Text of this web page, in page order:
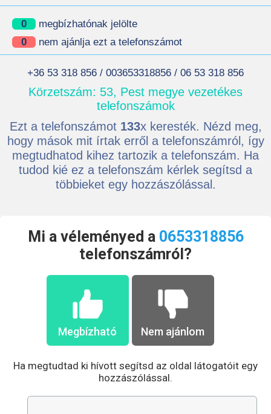
0
megbízhatónak jelölte
0
nem ajánlja ezt a telefonszámot
+36 53 318 856 / 003653318856 / 06 53 318 856
Körzetszám: 53, Pest megye vezetékes
telefonszámok
Ezt a telefonszámot 133x keresték. Nézd meg,
hogy mások mit írtak erről a telefonszámról, így
megtudhatod kihez tartozik a telefonszám. Ha
tudod kié ez a telefonszám kérlek segítsd a
többieket egy hozzászólással.
Mi a véleményed a 0653318856
telefonszámról?
Megbízható Nem ajánlom
Ha megtudtad ki hívott segítsd az oldal látogatóit egy
hozzászólással.